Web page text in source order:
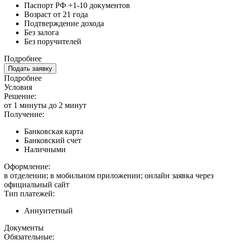
Паспорт РФ +1-10 документов
Возраст от 21 года
Подтверждение дохода
Без залога
Без поручителей
Подробнее
Подать заявку
Подробнее
Условия
Решение:
от 1 минуты до 2 минут
Получение:
Банковская карта
Банковский счет
Наличными
Оформление:
в отделении; в мобильном приложении; онлайн заявка через
официальный сайт
Тип платежей:
Аннуитетный
Документы
Обязательные: